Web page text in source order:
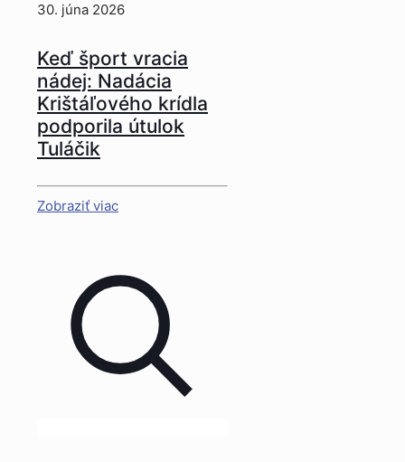
30. júna 2026
Keď šport vracia
nádej: Nadácia
Krištáľového krídla
podporila útulok
Tuláčik
Zobraziť viac